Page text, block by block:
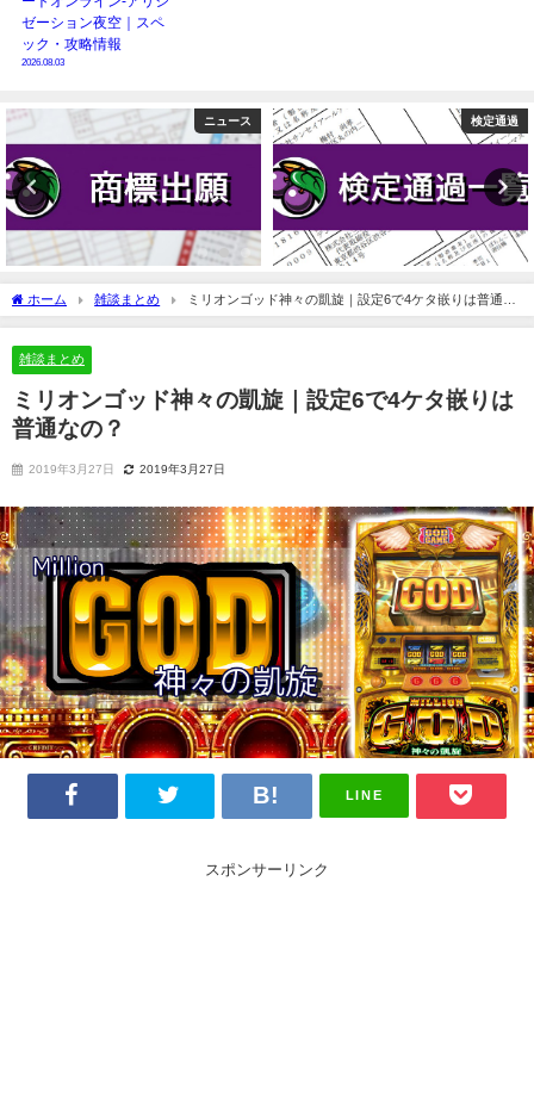
ゼーション夜空｜スペ
ック・攻略情報
2026.08.03
検定通過 ニュース
ホーム 雑談まとめ
ミリオンゴッド神々の凱旋｜設定6で4ケタ嵌りは普通な
の？
雑談まとめ
ミリオンゴッド神々の凱旋｜設定6で4ケタ嵌りは
普通なの？
2019年3月27日 2019年3月27日
LINE
スポンサーリンク